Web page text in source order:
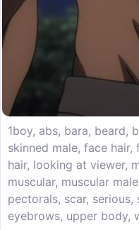
1boy, abs, bara, beard,
skinned male, face
hair, looking at viewer,
muscular, muscular
pectorals, scar,
eyebrows, upper body,